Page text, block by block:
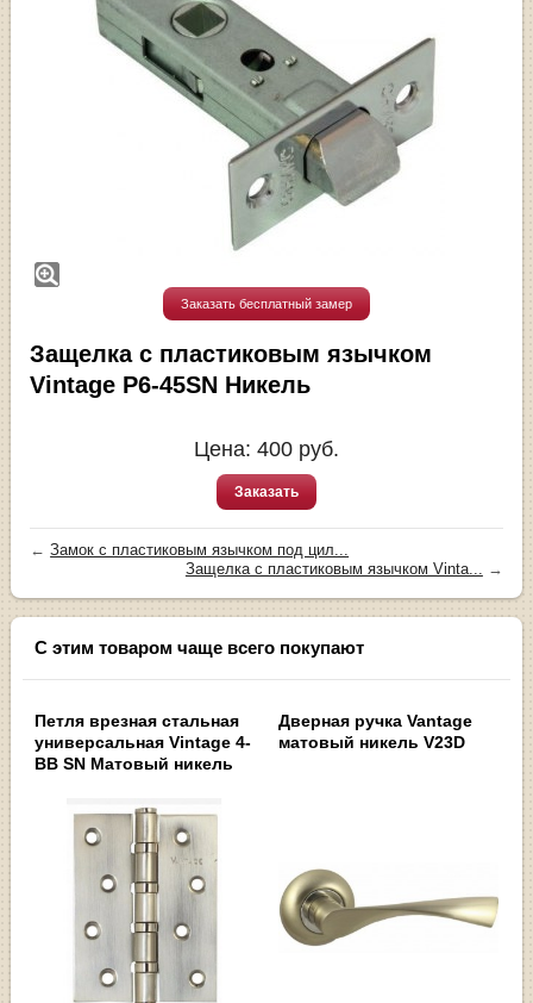
Заказать бесплатный замер
Защелка с пластиковым язычком
Vintage P6-45SN Никель
Цена: 400 руб.
Заказать
←Замок с пластиковым язычком под цил...
Защелка с пластиковым язычком Vinta...
→
С этим товаром чаще всего покупают
Петля врезная стальная
универсальная Vintage 4-
BB SN Матовый никель
Дверная ручка Vantage
матовый никель V23D